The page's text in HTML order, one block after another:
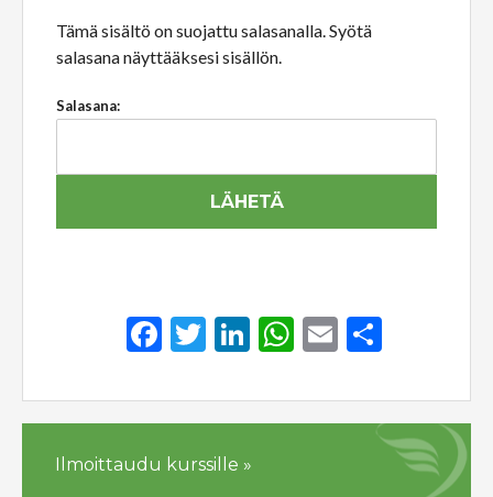
Tämä sisältö on suojattu salasanalla. Syötä
salasana näyttääksesi sisällön.
Salasana:
Facebook
Twitter
LinkedIn
WhatsApp
Email
Ilmoittaudu kurssille »